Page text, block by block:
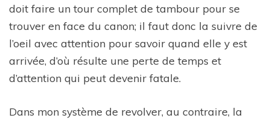
doit faire un tour complet de tambour pour se
trouver en face du canon; il faut donc la suivre de
l’oeil avec attention pour savoir quand elle y est
arrivée, d’où résulte une perte de temps et
d’attention qui peut devenir fatale.
Dans mon système de revolver, au contraire, la